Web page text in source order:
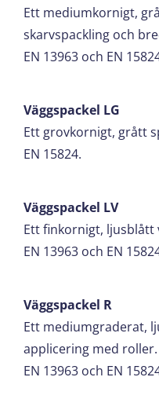
Ett mediumkornigt,
skarvspackling och
EN 13963 och EN
Väggspackel LG
Ett grovkornigt, grått
EN 15824.
Väggspackel LV
Ett finkornigt, ljusblått
EN 13963 och EN
Väggspackel R
Ett mediumgraderat,
applicering med roller.
EN 13963 och EN